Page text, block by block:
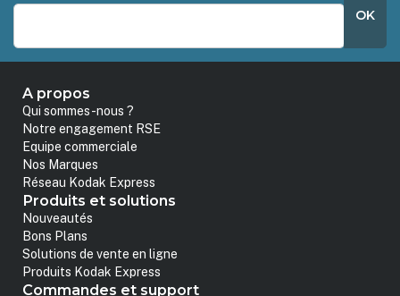
OK
A propos
Qui sommes-nous ?
Notre engagement RSE
Equipe commerciale
Nos Marques
Réseau Kodak Express
Produits et solutions
Nouveautés
Bons Plans
Solutions de vente en ligne
Produits Kodak Express
Commandes et support